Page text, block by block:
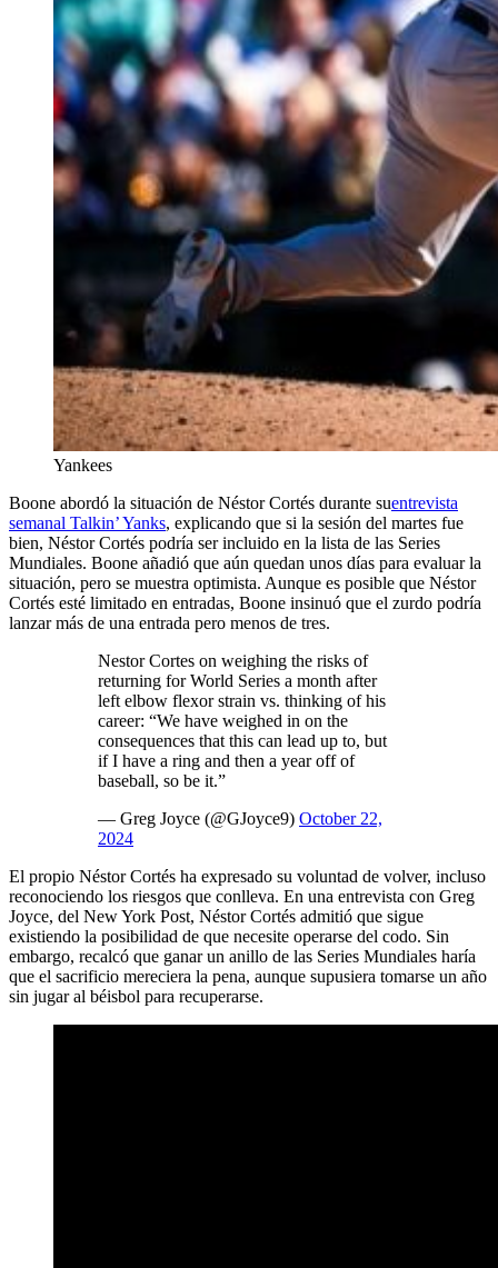
Yankees
Boone abordó la situación de Néstor Cortés durante suentrevista
semanal Talkin’ Yanks, explicando que si la sesión del martes fue
bien, Néstor Cortés podría ser incluido en la lista de las Series
Mundiales. Boone añadió que aún quedan unos días para evaluar la
situación, pero se muestra optimista. Aunque es posible que Néstor
Cortés esté limitado en entradas, Boone insinuó que el zurdo podría
lanzar más de una entrada pero menos de tres.
Nestor Cortes on weighing the risks of
returning for World Series a month after
left elbow flexor strain vs. thinking of his
career: “We have weighed in on the
consequences that this can lead up to, but
if I have a ring and then a year off of
baseball, so be it.”
— Greg Joyce (@GJoyce9) October 22,
2024
El propio Néstor Cortés ha expresado su voluntad de volver, incluso
reconociendo los riesgos que conlleva. En una entrevista con Greg
Joyce, del New York Post, Néstor Cortés admitió que sigue
existiendo la posibilidad de que necesite operarse del codo. Sin
embargo, recalcó que ganar un anillo de las Series Mundiales haría
que el sacrificio mereciera la pena, aunque supusiera tomarse un año
sin jugar al béisbol para recuperarse.